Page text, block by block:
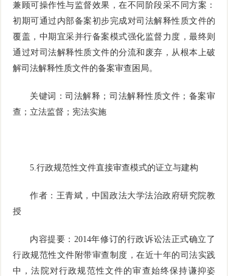
兼顾可操作性与监督效果，在不同阶段采不同方案：
初期可通过内部备案初步完成对司法解释性质文件的
覆盖，中期宜采并行备案模式强化监督力度，最终则
通过对司法解释性质文件的分流和废弃，从根本上破
解司法解释性质文件的备案审查困局。
关键词：司法解释；司法解释性质文件；备案审
查；立法监督；宪法实施
5.行政规范性文件直接审查模式的证立与建构
作者：王青斌，中国政法大学法治政府研究院教
授
内容提要： 2014年修订的行政诉讼法正式确立了
行政规范性文件附带审查制度，在近十年的司法实践
中，法院对行政规范性文件的审查始终保持谦抑姿